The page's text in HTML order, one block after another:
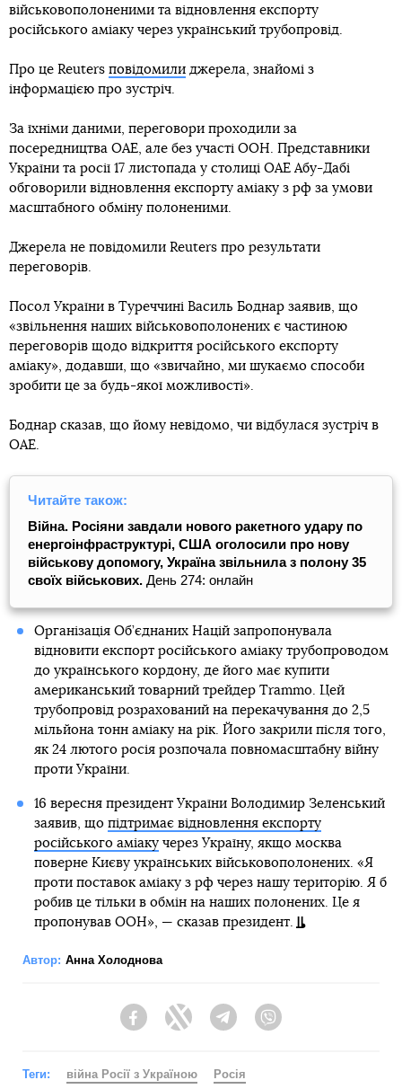
військовополоненими та відновлення експорту
російського аміаку через український трубопровід.
Про це Reuters повідомили джерела, знайомі з
інформацією про зустріч.
За їхніми даними, переговори проходили за
посередництва ОАЕ, але без участі ООН. Представники
України та росії 17 листопада у столиці ОАЕ Абу-Дабі
обговорили відновлення експорту аміаку з рф за умови
масштабного обміну полоненими.
Джерела не повідомили Reuters про результати
переговорів.
Посол України в Туреччині Василь Боднар заявив, що
«звільнення наших військовополонених є частиною
переговорів щодо відкриття російського експорту
аміаку», додавши, що «звичайно, ми шукаємо способи
зробити це за будь-якої можливості».
Боднар сказав, що йому невідомо, чи відбулася зустріч в
ОАЕ.
Читайте також:
Війна. Росіяни завдали нового ракетного удару по
енергоінфраструктурі, США оголосили про нову
військову допомогу, Україна звільнила з полону 35
своїх військових. День 274: онлайн
Організація Об’єднаних Націй запропонувала
відновити експорт російського аміаку трубопроводом
до українського кордону, де його має купити
американський товарний трейдер Trammo. Цей
трубопровід розрахований на перекачування до 2,5
мільйона тонн аміаку на рік. Його закрили після того,
як 24 лютого росія розпочала повномасштабну війну
проти України.
16 вересня президент України Володимир Зеленський
заявив, що підтримає відновлення експорту
російського аміакучерез Україну, якщо москва
поверне Києву українських військовополонених. «Я
проти поставок аміаку з рф через нашу територію. Я б
робив це тільки в обмін на наших полонених. Це я
пропонував ООН», — сказав президент.
Автор: Анна Холоднова
FacebookTwitter Telegram
Теги: війна Росії з Україною Росія